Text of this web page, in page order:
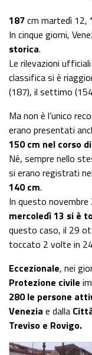
187cm martedì 12,
In cinque giorni,
storica.
Le rilevazioni
classifica si è
(187), il settimo
Ma non è l’unico
erano presentati
150 cm nel corso
Né, sempre nello
si erano registrati
140 cm.
In questo
mercoledì 13 si è
questo caso, il 29
toccato 2 volte in
Eccezionale, nei
Protezione civile
280 le persone
Venezia e dalla
Treviso e Rovigo.